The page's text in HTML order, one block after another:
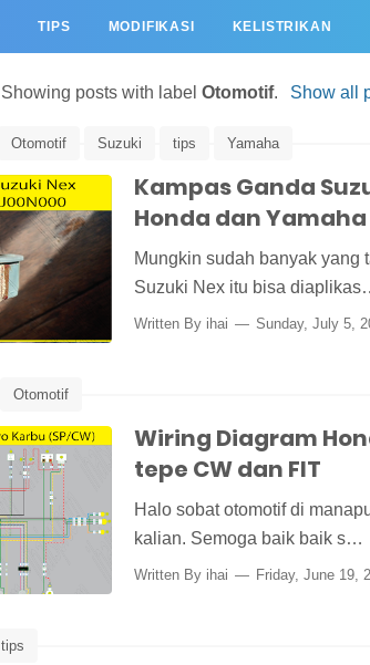
TIPS MODIFIKASI KELISTRIKAN
Showing posts with labelOtomotif. Show all
Otomotif Suzuki tips Yamaha
Kampas Ganda
Honda dan Yamaha
Mungkin sudah banyak yang
Suzuki Nex itu bisa
Written By ihai Sunday, July 5,
Otomotif
Wiring Diagram
tepe CW dan FIT
Halo sobat otomotif di
kalian. Semoga baik baik s…
Written By ihai Friday, June 19,
tips